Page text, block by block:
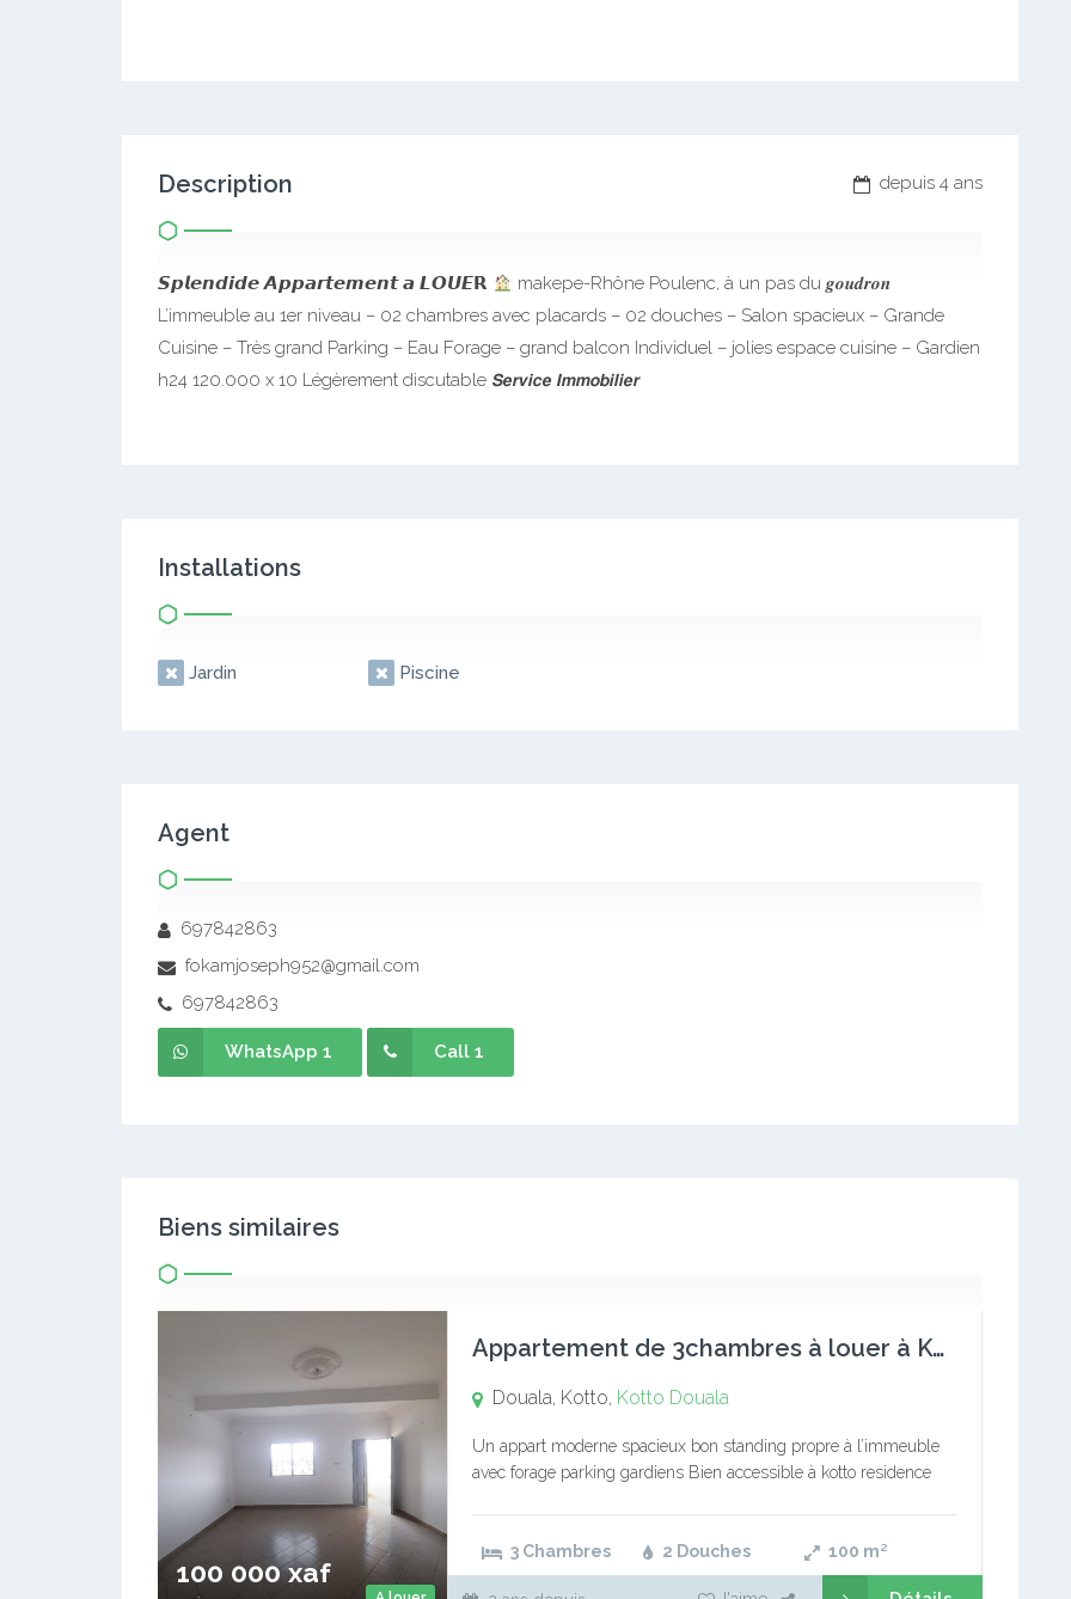
depuis 4 ans
Description
𝙎𝙥𝙡𝙚𝙣𝙙𝙞𝙙𝙚 𝘼𝙥𝙥𝙖𝙧𝙩𝙚𝙢𝙚𝙣𝙩 𝙖 𝙇𝙊𝙐𝙀𝗥
makepe-Rhône Poulenc, à un pas du 𝒈𝒐𝒖𝒅𝒓𝒐𝒏
L’immeuble au 1er niveau – 02 chambres avec placards – 02 douches – Salon spacieux – Grande
Cuisine – Très grand Parking – Eau Forage – grand balcon Individuel – jolies espace cuisine – Gardien
h24 120.000 x 10 Légèrement discutable 𝙎𝙚𝙧𝙫𝙞𝙘𝙚 𝙄𝙢𝙢𝙤𝙗𝙞𝙡𝙞𝙚𝙧
Installations
Jardin Piscine
Agent
697842863
fokamjoseph952@gmail.com
697842863
WhatsApp 1 Call 1
Biens similaires
100 000 xaf
Appartement de 3chambres à louer à Kotto résidence
Douala, Kotto, Kotto Douala
Un appart moderne spacieux bon standing propre à l’immeuble
avec forage parking gardiens Bien accessible à kotto residence
3 Chambres
2 Douches 100 m²